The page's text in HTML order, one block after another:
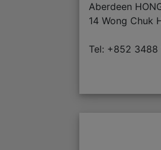
Aberdeen
14 Wong Chuk
Tel: +852 3488